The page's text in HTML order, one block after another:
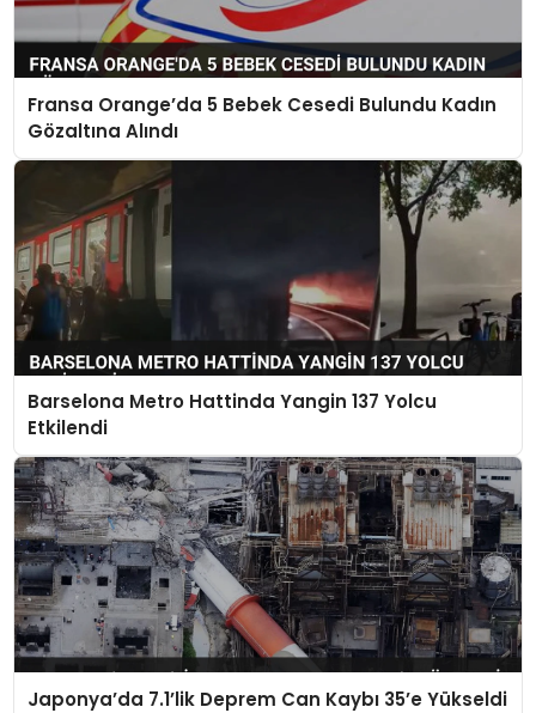
Fransa Orange’da 5 Bebek Cesedi Bulundu Kadın
Gözaltına Alındı
Barselona Metro Hattinda Yangin 137 Yolcu
Etkilendi
Japonya’da 7.1’lik Deprem Can Kaybı 35’e Yükseldi